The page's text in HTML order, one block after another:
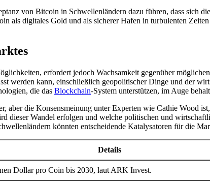
von Bitcoin in Schwellenländern dazu führen, dass sich
als digitales Gold und als sicherer Hafen in turbulenten
erfordert jedoch Wachsamkeit gegenüber
werden kann, einschließlich geopolitischer Dinge und der
die das Blockchain-System unterstützen, im Auge
aber die Konsensmeinung unter Experten wie Cathie Wood
dieser Wandel erfolgen und welche politischen und
könnten entscheidende Katalysatoren für die
Details
Dollar pro Coin bis 2030, laut ARK Invest.